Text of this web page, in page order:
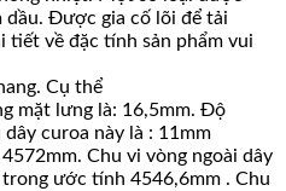
dầu. Được gia cố lõi để tải
tiết về đặc tính sản phẩm vui
Cụ thể
mặt lưng là: 16,5mm. Độ
curoa này là : 11mm
Chu vi vòng ngoài dây
ước tính 4546,6mm . Chu